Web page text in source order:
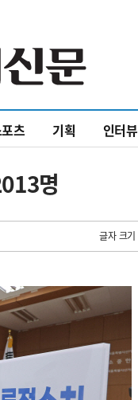
츠 기획 인터뷰
명
글자 크기